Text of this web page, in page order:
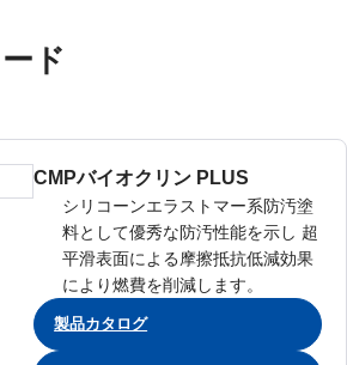
ド
CMPバイオクリン PLUS
シリコーンエラストマー系防汚塗
料として優秀な防汚性能を示し 超
平滑表面による摩擦抵抗低減効果
により燃費を削減します。
製品カタログ